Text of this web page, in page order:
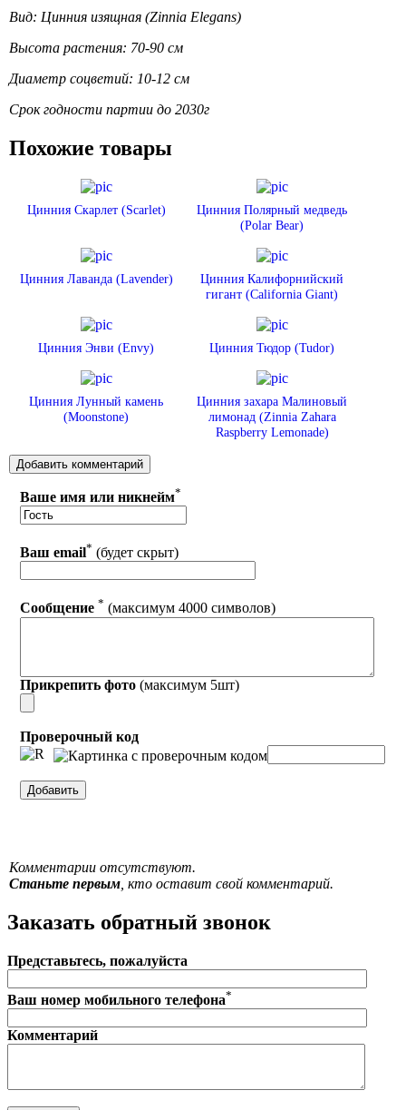
Вид: Цинния изящная (Zinnia Elegans)
Высота растения: 70-90 см
Диаметр соцветий: 10-12 см
Срок годности партии до 2030г
Похожие товары
Цинния Скарлет (Scarlet)
Цинния Полярный медведь
(Polar Bear)
Цинния Лаванда (Lavender)
Цинния Калифорнийский
гигант (California Giant)
Цинния Энви (Envy) Цинния Тюдор (Tudor)
Цинния Лунный камень
(Moonstone)
Цинния захара Малиновый
лимонад (Zinnia Zahara
Raspberry Lemonade)
Ваше имя или никнейм*
Ваш email* (будет скрыт)
Сообщение * (максимум 4000 символов)
Прикрепить фото (максимум 5шт)
Проверочный код
Комментарии отсутствуют.
Станьте первым, кто оставит свой комментарий.
Заказать обратный звонок
Представьтесь, пожалуйста
Ваш номер мобильного телефона*
Комментарий